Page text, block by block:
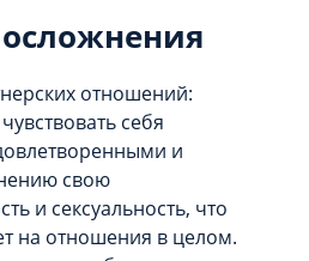
отношений:
себя
и
свою
и сексуальность, что
на отношения в целом.